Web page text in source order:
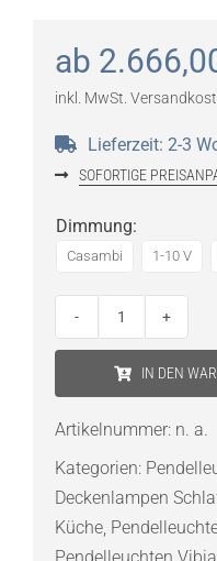
ab
inkl. MwSt.
Lieferzeit: 2-3
SOFORTIGE
Dimmung:
Casambi 1-10 V
IN DEN
Artikelnummer: n. a.
Kategorien:
Deckenlampen
Küche,